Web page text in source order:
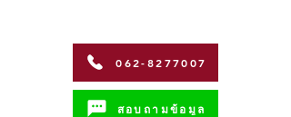
062-8277007
สอบถามข้อมูล